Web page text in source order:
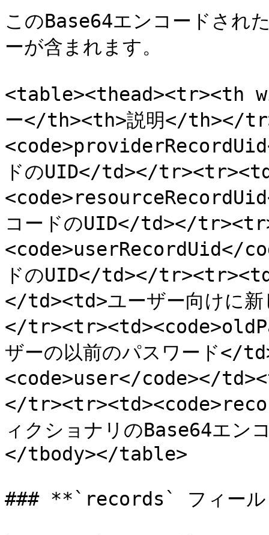
このBase64エンコードされ
ーが含まれます。
<table><thead><tr><th
ー</th><th>説明</th></
ドのUID</td></
コードのUID</td></
<code>userRecordUid</
ドのUID</td></
</td><td>ユーザー向けに
</
ザーの以前のパスワード
<code>user</code></
</
ィクショナリのBase64エ
</tbody></table>
### **`records` フィール